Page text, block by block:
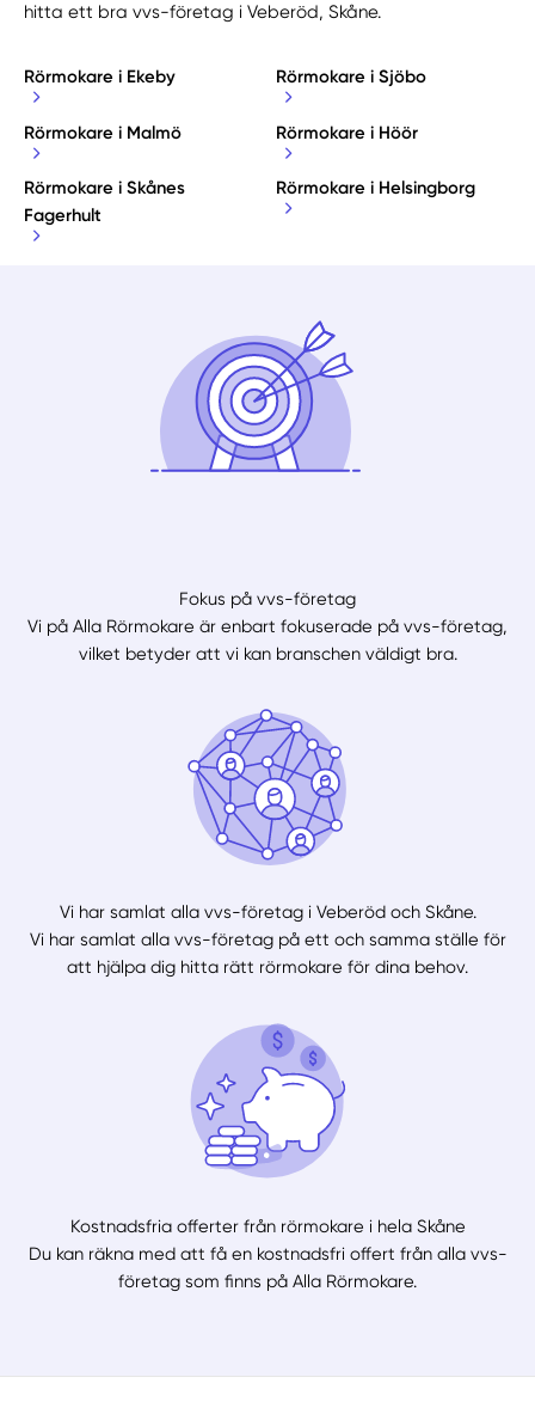
hitta ett bra vvs-företag i Veberöd, Skåne.
Rörmokare i Ekeby Rörmokare i Sjöbo
Rörmokare i Malmö Rörmokare i Höör
Rörmokare i Skånes
Fagerhult
Rörmokare i Helsingborg
Fokus på vvs-företag
Vi på Alla Rörmokare är enbart fokuserade på vvs-företag,
vilket betyder att vi kan branschen väldigt bra.
Vi har samlat alla vvs-företag i Veberöd och Skåne.
Vi har samlat alla vvs-företag på ett och samma ställe för
att hjälpa dig hitta rätt rörmokare för dina behov.
Kostnadsfria offerter från rörmokare i hela Skåne
Du kan räkna med att få en kostnadsfri offert från alla vvs-
företag som finns på Alla Rörmokare.